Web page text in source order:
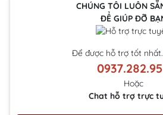
CHÚNG TÔI LUÔN
ĐỂ GIÚP ĐỠ
Để được hỗ trợ tốt
Hoặc
Chat hỗ trợ trực